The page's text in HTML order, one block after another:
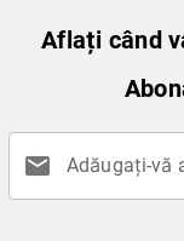
Aflați când
mail Adăugați-vă